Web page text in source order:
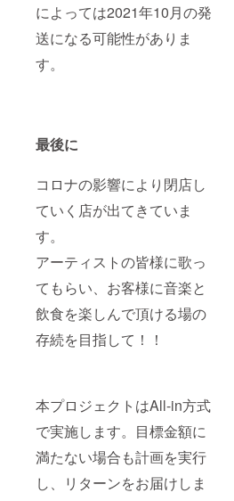
によっては2021年10月の発
送になる可能性がありま
す。
最後に
コロナの影響により閉店し
ていく店が出てきていま
す。
アーティストの皆様に歌っ
てもらい、お客様に音楽と
飲食を楽しんで頂ける場の
存続を目指して！！
本プロジェクトはAll-in方式
で実施します。目標金額に
満たない場合も計画を実行
し、リターンをお届けしま